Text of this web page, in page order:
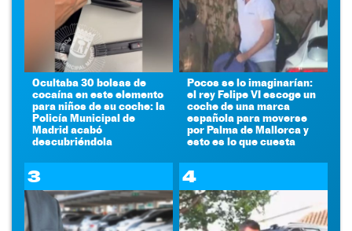
Ocultaba 30 bolsas de
cocaína en este elemento
para niños de su coche: la
Policía Municipal de
Madrid acabó
descubriéndola
Pocos se lo imaginarían:
el rey Felipe VI escoge un
coche de una marca
española para moverse
por Palma de Mallorca y
esto es lo que cuesta
3 4